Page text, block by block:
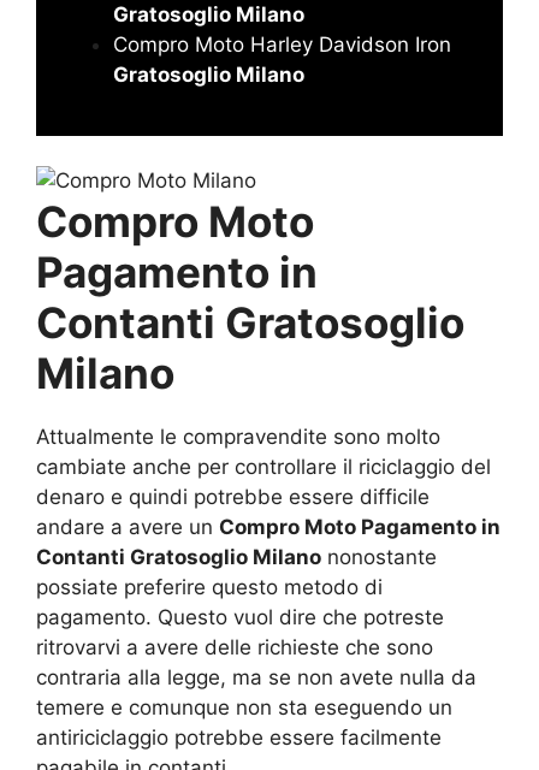
Gratosoglio Milano
Compro Moto Harley Davidson Iron
Gratosoglio Milano
Compro Moto
Pagamento in
Contanti Gratosoglio
Milano
Attualmente le compravendite sono molto
cambiate anche per controllare il riciclaggio del
denaro e quindi potrebbe essere difficile
andare a avere un Compro Moto Pagamento in
Contanti Gratosoglio Milano nonostante
possiate preferire questo metodo di
pagamento. Questo vuol dire che potreste
ritrovarvi a avere delle richieste che sono
contraria alla legge, ma se non avete nulla da
temere e comunque non sta eseguendo un
antiriciclaggio potrebbe essere facilmente